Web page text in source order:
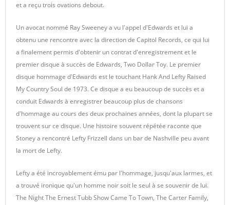
et a reçu trois ovations debout.
Un avocat nommé Ray Sweeney a vu l'appel d'Edwards et lui a
obtenu une rencontre avec la direction de Capitol Records, ce qui lui
a finalement permis d'obtenir un contrat d'enregistrement et le
premier disque à succès de Edwards, Two Dollar Toy. Le premier
disque hommage d'Edwards est le touchant Hank And Lefty Raised
My Country Soul de 1973. Ce disque a eu beaucoup de succès et a
conduit Edwards à enregistrer beaucoup plus de chansons
d'hommage au cours des deux prochaines années, dont la plupart se
trouvent sur ce disque. Une histoire souvent répétée raconte que
Stoney a rencontré Lefty Frizzell dans un bar de Nashville peu avant
la mort de Lefty.
Lefty a été incroyablement ému par l'hommage, jusqu'aux larmes, et
a trouvé ironique qu'un homme noir soit le seul à se souvenir de lui.
The Night The Ernest Tubb Show Came To Town, The Carter Family,